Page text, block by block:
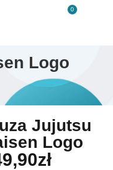
0
Logo
Jujutsu
Logo
zł